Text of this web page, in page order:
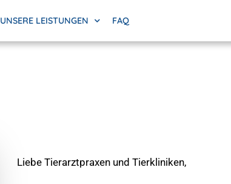
UNSERE LEISTUNGEN FAQ
Liebe Tierarztpraxen und Tierkliniken,